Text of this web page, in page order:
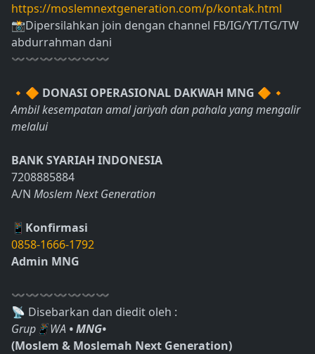
https://moslemnextgeneration.com/p/kontak.html
📸Dipersilahkan join dengan channel FB/IG/YT/TG/TW
abdurrahman dani
〰〰〰〰〰〰〰
🔸🔶 DONASI OPERASIONAL DAKWAH MNG 🔶🔸
Ambil kesempatan amal jariyah dan pahala yang mengalir
melalui
BANK SYARIAH INDONESIA
7208885884
A/N Moslem Next Generation
📱Konfirmasi
0858-1666-1792
Admin MNG
〰〰〰〰〰〰〰
📡 Disebarkan dan diedit oleh :
Grup📱WA • MNG•
(Moslem & Moslemah Next Generation)